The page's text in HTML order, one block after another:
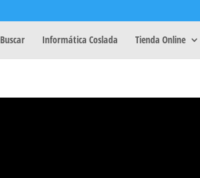
Buscar Informática Coslada Tienda Online